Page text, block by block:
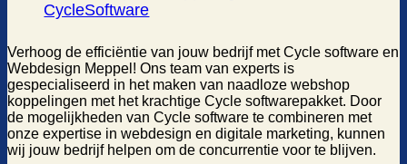
CycleSoftware
Verhoog de efficiëntie van jouw bedrijf met Cycle software en
Webdesign Meppel! Ons team van experts is
gespecialiseerd in het maken van naadloze webshop
koppelingen met het krachtige Cycle softwarepakket. Door
de mogelijkheden van Cycle software te combineren met
onze expertise in webdesign en digitale marketing, kunnen
wij jouw bedrijf helpen om de concurrentie voor te blijven.